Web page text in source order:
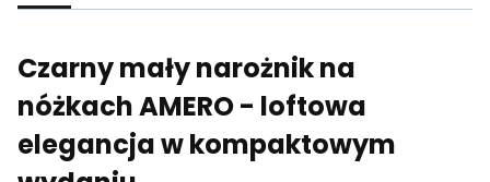
Czarny mały narożnik na
nóżkach AMERO - loftowa
elegancja w kompaktowym